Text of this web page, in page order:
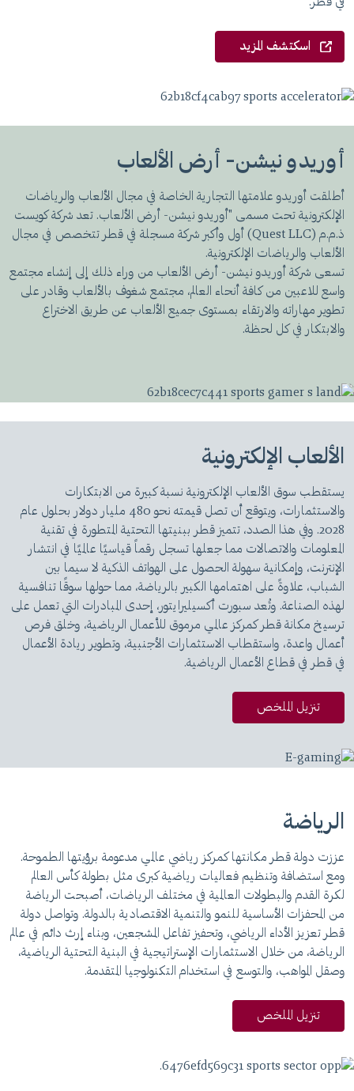
اسكتشف المزيد
أوريدو نيشن- أرض الألعاب
أطلقت أوريدو علامتها التجارية الخاصة في مجال الألعاب والرياضات
الإلكترونية تحت مسمى "أوريدو نيشن- أرض الألعاب. تعد شركة كويست
ذ.م.م (Quest LLC) أول وأكبر شركة مسجلة في قطر تتخصص في مجال
الألعاب والرياضات الإلكترونية.
تسعى شركة أوريدو نيشن- أرض الألعاب من وراء ذلك إلى إنشاء مجتمع
واسع للاعبين من كافة أنحاء العالم، مجتمع شغوف بالألعاب وقادر على
تطوير مهاراته والارتقاء بمستوى جميع الألعاب عن طريق الاختراع
والابتكار في كل لحظة.
الألعاب الإلكترونية
يستقطب سوق الألعاب الإلكترونية نسبة كبيرة من الابتكارات
والاستثمارات، ويتوقع أن تصل قيمته نحو 480 مليار دولار بحلول عام
2028. وفي هذا الصدد، تتميز قطر ببنيتها التحتية المتطورة في تقنية
المعلومات والاتصالات مما جعلها تسجل رقماً قياسيًا عالميًا في انتشار
الإنترنت، وإمكانية سهولة الحصول على الهواتف الذكية لا سيما بين
الشباب، علاوةً على اهتمامها الكبير بالرياضة، مما حولها سوقًا تنافسية
لهذه الصناعة. وتُعد سبورت أكسيليرايتور، إحدى المبادرات التي تعمل على
ترسيخ مكانة قطر كمركز عالمي مرموق للأعمال الرياضية، وخلق فرص
أعمال واعدة، واستقطاب الاستثمارات الأجنبية، وتطوير ريادة الأعمال
في قطر في قطاع الأعمال الرياضية.
تنزيل الملخص
الرياضة
عززت دولة قطر مكانتها كمركز رياضي عالمي مدعومة برؤيتها الطموحة.
ومع استضافة وتنظيم فعاليات رياضية كبرى مثل بطولة كأس العالم
لكرة القدم والبطولات العالمية في مختلف الرياضات، أصبحت الرياضة
من المحفزات الأساسية للنمو والتنمية الاقتصادية بالدولة. وتواصل دولة
قطر تعزيز الأداء الرياضي، وتحفيز تفاعل المشجعين، وبناء إرث دائم في عالم
الرياضة، من خلال الاستثمارات الإستراتيجية في البنية التحتية الرياضية،
وصقل المواهب، والتوسع في استخدام التكنولوجيا المتقدمة.
تنزيل الملخص